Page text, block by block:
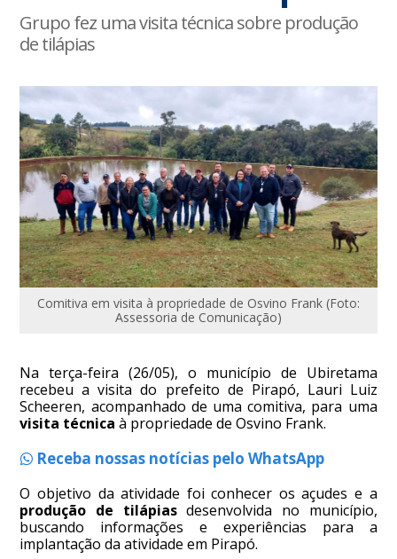
Grupo fez uma visita técnica sobre produção
de tilápias
Comitiva em visita à propriedade de Osvino Frank (Foto:
Assessoria de Comunicação)
Na terça-feira (26/05), o município de Ubiretama
recebeu a visita do prefeito de Pirapó, Lauri Luiz
Scheeren, acompanhado de uma comitiva, para uma
visita técnica à propriedade de Osvino Frank.
Receba nossas notícias pelo WhatsApp
O objetivo da atividade foi conhecer os açudes e a
produção de tilápiasdesenvolvida no município,
buscando informações e experiências para a
implantação da atividade em Pirapó.